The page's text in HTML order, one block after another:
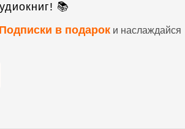
📚
в подарок и наслаждайся